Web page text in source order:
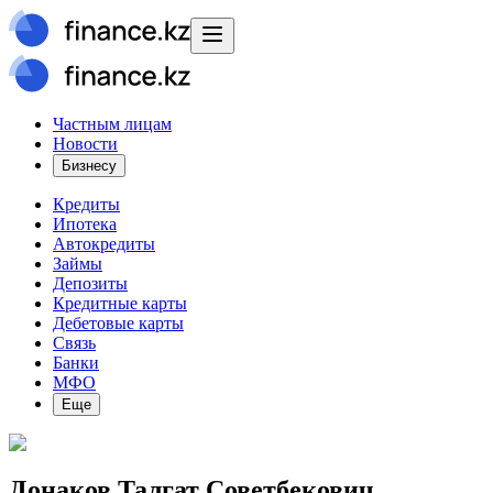
Частным лицам
Новости
Бизнесу
Кредиты
Ипотека
Автокредиты
Займы
Депозиты
Кредитные карты
Дебетовые карты
Связь
Банки
МФО
Еще